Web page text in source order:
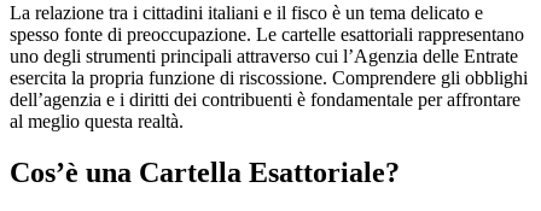
La relazione tra i cittadini italiani e il fisco è un tema delicato e
spesso fonte di preoccupazione. Le cartelle esattoriali rappresentano
uno degli strumenti principali attraverso cui l’Agenzia delle Entrate
esercita la propria funzione di riscossione. Comprendere gli obblighi
dell’agenzia e i diritti dei contribuenti è fondamentale per affrontare
al meglio questa realtà.
Cos’è una Cartella Esattoriale?